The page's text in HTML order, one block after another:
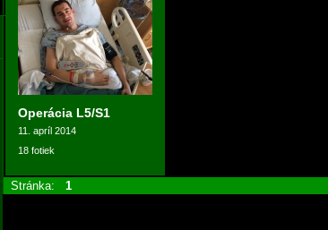
Operácia L5/S1
11. apríl 2014
18 fotiek
Stránka: 1